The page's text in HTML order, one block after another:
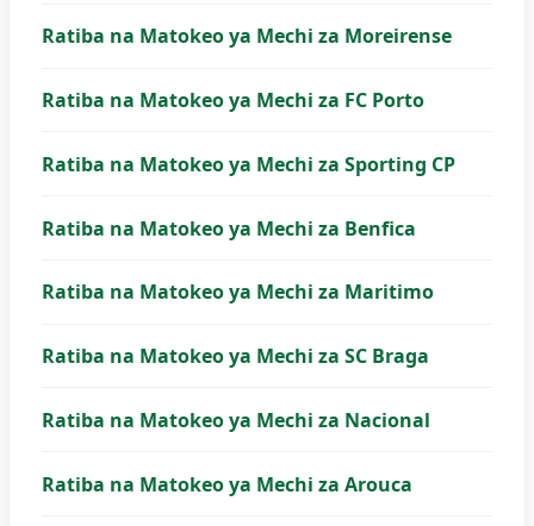
Ratiba na Matokeo ya Mechi za Moreirense
Ratiba na Matokeo ya Mechi za FC Porto
Ratiba na Matokeo ya Mechi za Sporting CP
Ratiba na Matokeo ya Mechi za Benfica
Ratiba na Matokeo ya Mechi za Maritimo
Ratiba na Matokeo ya Mechi za SC Braga
Ratiba na Matokeo ya Mechi za Nacional
Ratiba na Matokeo ya Mechi za Arouca